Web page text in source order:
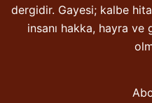
dergidir. Gayesi; kalbe
insanı hakka, hayra ve